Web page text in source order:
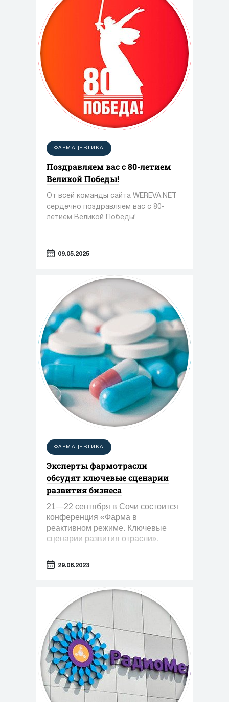
ФАРМАЦЕВТИКА
Поздравляем вас с 80-летием
Великой Победы!
От всей команды сайта WEREVA.NET
сердечно поздравляем вас с 80-
летием Великой Победы!
09.05.2025
ФАРМАЦЕВТИКА
Эксперты фармотрасли
обсудят ключевые сценарии
развития бизнеса
21—22 сентября в Сочи состоится
конференция «Фарма в
реактивном режиме. Ключевые
сценарии развития отрасли».
29.08.2023